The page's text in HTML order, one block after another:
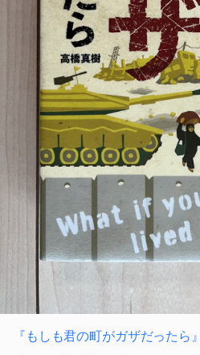
『もしも君の町がガザだったら』